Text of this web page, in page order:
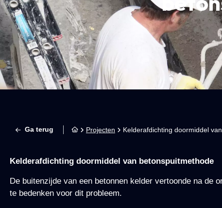
Ga terug Projecten Kelderafdichting doormiddel
Kelderafdichting doormiddel van betonspuitmethode
De buitenzijde van een betonnen kelder vertoonde na de
te bedenken voor dit probleem.